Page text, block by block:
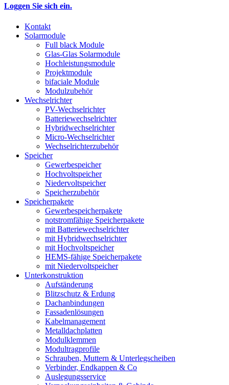
Loggen Sie sich ein.
Kontakt
Solarmodule
Full black Module
Glas-Glas Solarmodule
Hochleistungsmodule
Projektmodule
bifaciale Module
Modulzubehör
Wechselrichter
PV-Wechselrichter
Batteriewechselrichter
Hybridwechselrichter
Micro-Wechselrichter
Wechselrichterzubehör
Speicher
Gewerbespeicher
Hochvoltspeicher
Niedervoltspeicher
Speicherzubehör
Speicherpakete
Gewerbespeicherpakete
notstromfähige Speicherpakete
mit Batteriewechselrichter
mit Hybridwechselrichter
mit Hochvoltspeicher
HEMS-fähige Speicherpakete
mit Niedervoltspeicher
Unterkonstruktion
Aufständerung
Blitzschutz & Erdung
Dachanbindungen
Fassadenlösungen
Kabelmanagement
Metalldachplatten
Modulklemmen
Modultragprofile
Schrauben, Muttern & Unterlegscheiben
Verbinder, Endkappen & Co
Auslegungsservice